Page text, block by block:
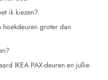
ik kiezen?
groter dan
IKEA PAX-deuren en jullie